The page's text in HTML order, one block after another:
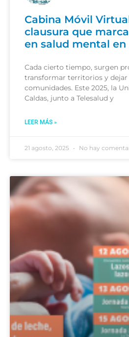
Cabina Móvil
clausura que
en salud mental en
Cada cierto tiempo, surgen
transformar territorios y dejar
comunidades. Este 2025, la
Caldas, junto a Telesalud y
LEER MÁS »
21 agosto, 2025 No hay